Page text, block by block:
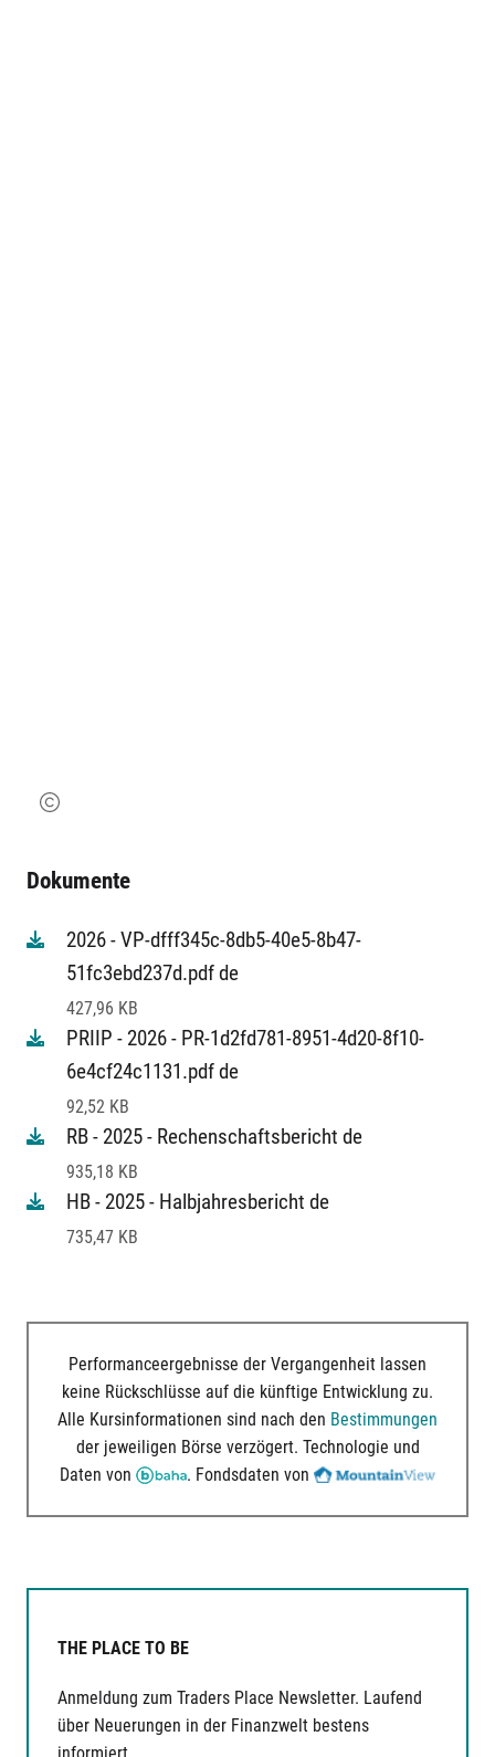
Dokumente
2026 - VP-dfff345c-8db5-40e5-8b47-
51fc3ebd237d.pdf de
427,96 KB
PRIIP - 2026 - PR-1d2fd781-8951-4d20-8f10-
6e4cf24c1131.pdf de
92,52 KB
RB - 2025 - Rechenschaftsbericht de
935,18 KB
HB - 2025 - Halbjahresbericht de
735,47 KB
Performanceergebnisse der Vergangenheit lassen
keine Rückschlüsse auf die künftige Entwicklung zu.
Alle Kursinformationen sind nach den Bestimmungen
der jeweiligen Börse verzögert. Technologie und
Daten von
. Fondsdaten von
THE PLACE TO BE
Anmeldung zum Traders Place Newsletter. Laufend
über Neuerungen in der Finanzwelt bestens